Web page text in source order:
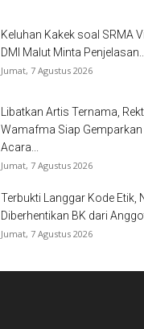
Keluhan Kakek soal SRMA
DMI Malut Minta Penjelasan...
Jumat, 7 Agustus 2026
Libatkan Artis Ternama,
Wamafma Siap
Acara...
Jumat, 7 Agustus 2026
Terbukti Langgar Kode Etik,
Diberhentikan BK dari
Jumat, 7 Agustus 2026